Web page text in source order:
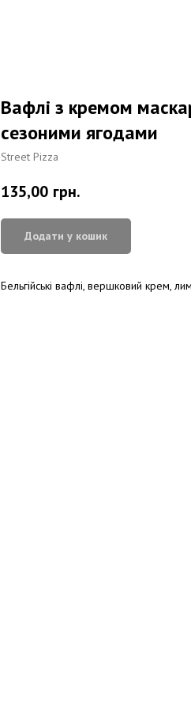
Вафлі з кремом
сезоними ягодами
Street Pizza
135,00 грн.
Додати у кошик
Бельгійські вафлі, вершковий крем,